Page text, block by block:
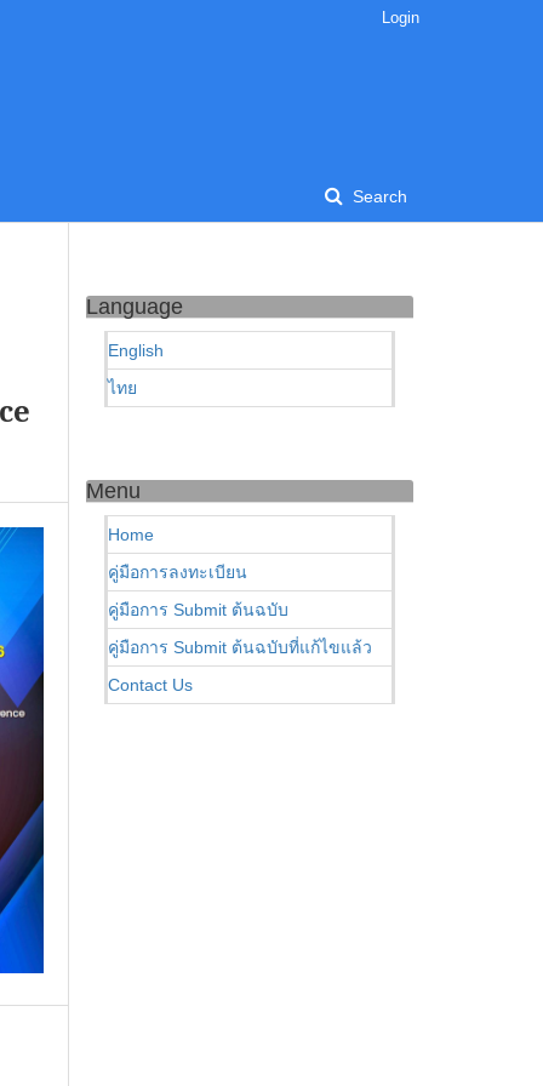
Search
Login
Language
English
ไทย
Menu
Home
คู่มือการลงทะเบียน
คู่มือการ Submit ต้นฉบับ
คู่มือการ Submit ต้นฉบับที่แก้ไขแล้ว
Contact Us